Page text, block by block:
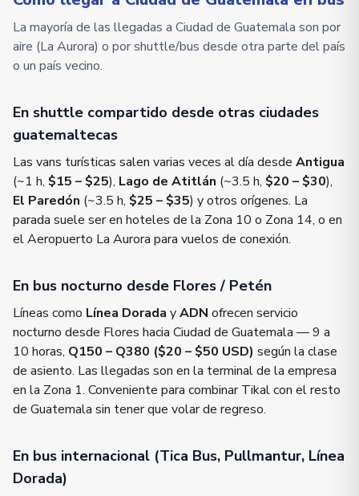
La mayoría de las llegadas a Ciudad de Guatemala son por
aire (La Aurora) o por shuttle/bus desde otra parte del país
o un país vecino.
En shuttle compartido desde otras ciudades
guatemaltecas
Las vans turísticas salen varias veces al día desde Antigua
(~1 h, $15 – $25), Lago de Atitlán (~3.5 h, $20 – $30),
El Paredón (~3.5 h, $25 – $35) y otros orígenes. La
parada suele ser en hoteles de la Zona 10 o Zona 14, o en
el Aeropuerto La Aurora para vuelos de conexión.
En bus nocturno desde Flores / Petén
Líneas como Línea Dorada yADN ofrecen servicio
nocturno desde Flores hacia Ciudad de Guatemala — 9 a
10 horas, Q150 – Q380 ($20 – $50 USD) según la clase
de asiento. Las llegadas son en la terminal de la empresa
en la Zona 1. Conveniente para combinar Tikal con el resto
de Guatemala sin tener que volar de regreso.
En bus internacional (Tica Bus, Pullmantur, Línea
Dorada)